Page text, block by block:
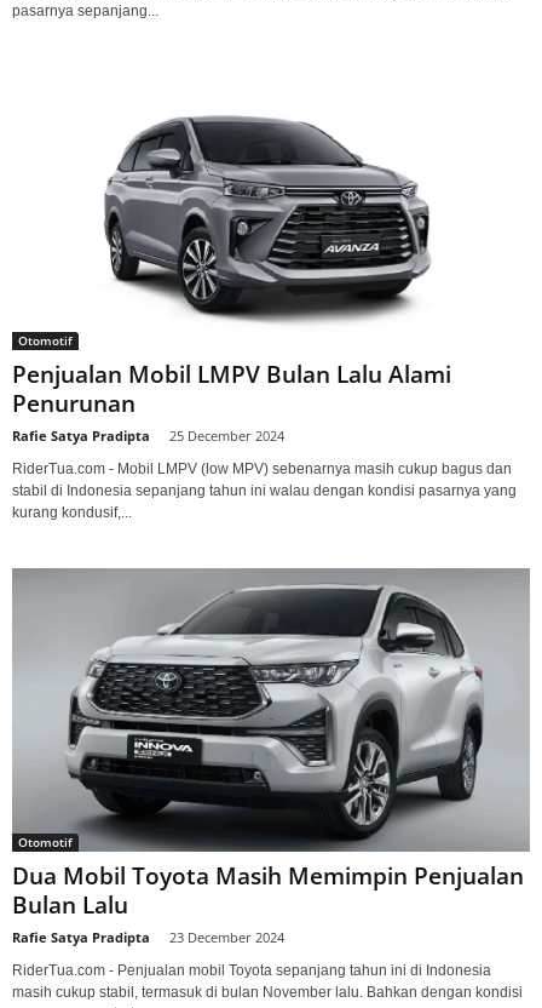
pasarnya sepanjang...
Otomotif
Penjualan Mobil LMPV Bulan Lalu Alami
Penurunan
Rafie Satya Pradipta 25 December 2024
RiderTua.com - Mobil LMPV (low MPV) sebenarnya masih cukup bagus dan
stabil di Indonesia sepanjang tahun ini walau dengan kondisi pasarnya yang
kurang kondusif,...
Otomotif
Dua Mobil Toyota Masih Memimpin Penjualan
Bulan Lalu
Rafie Satya Pradipta 23 December 2024
RiderTua.com - Penjualan mobil Toyota sepanjang tahun ini di Indonesia
masih cukup stabil, termasuk di bulan November lalu. Bahkan dengan kondisi